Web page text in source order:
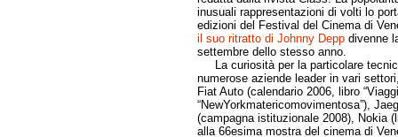
inusuali rappresentazioni di volti lo
edizioni del Festival del Cinema di
il suo ritratto di Johnny Deppdivenne
settembre dello stesso anno.
La curiosità per la particolare
numerose aziende leader in vari
Fiat Auto (calendario 2006, libro
“NewYorkmatericomovimentosa”),
(campagna istituzionale 2008), Nokia
alla 66esima mostra del cinema di